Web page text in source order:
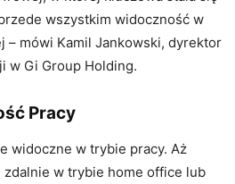
wszystkim widoczność w
mówi Kamil Jankowski, dyrektor
w Gi Group Holding.
Pracy
widoczne w trybie pracy. Aż
zdalnie w trybie home office lub